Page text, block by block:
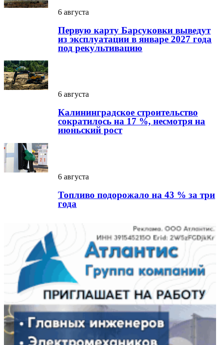
6 августа
Первую карту Барсуковки выведут
из эксплуатации в январе 2027 года
под рекультивацию
6 августа
Калининградское строительство
сократилось на 17 %, несмотря на
июньский рост
6 августа
Топливо подорожало на 43 % за три
года